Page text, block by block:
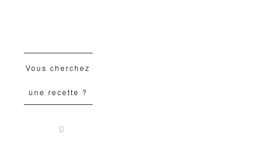
Vous cherchez
une recette ?